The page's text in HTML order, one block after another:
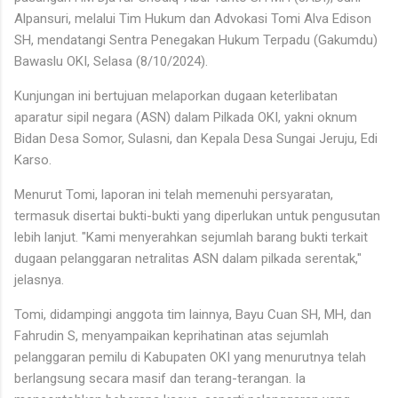
Alpansuri, melalui Tim Hukum dan Advokasi Tomi Alva Edison
SH, mendatangi Sentra Penegakan Hukum Terpadu (Gakumdu)
Bawaslu OKI, Selasa (8/10/2024).
Kunjungan ini bertujuan melaporkan dugaan keterlibatan
aparatur sipil negara (ASN) dalam Pilkada OKI, yakni oknum
Bidan Desa Somor, Sulasni, dan Kepala Desa Sungai Jeruju, Edi
Karso.
Menurut Tomi, laporan ini telah memenuhi persyaratan,
termasuk disertai bukti-bukti yang diperlukan untuk pengusutan
lebih lanjut. "Kami menyerahkan sejumlah barang bukti terkait
dugaan pelanggaran netralitas ASN dalam pilkada serentak,"
jelasnya.
Tomi, didampingi anggota tim lainnya, Bayu Cuan SH, MH, dan
Fahrudin S, menyampaikan keprihatinan atas sejumlah
pelanggaran pemilu di Kabupaten OKI yang menurutnya telah
berlangsung secara masif dan terang-terangan. Ia